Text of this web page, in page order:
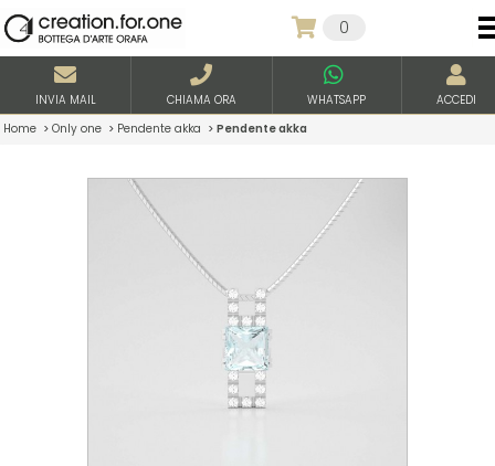
0
INVIA MAIL CHIAMA ORA WHATSAPP
ACCEDI
Home > Only one > Pendente akka > Pendente akka